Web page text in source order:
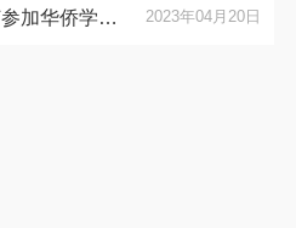
爱尔兰新移民子女如何参加华侨学生联合考试? 2023年04月20日